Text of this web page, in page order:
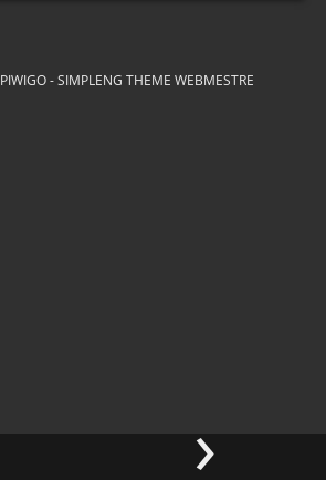
›
PIWIGO-SIMPLENG THEME WEBMESTRE